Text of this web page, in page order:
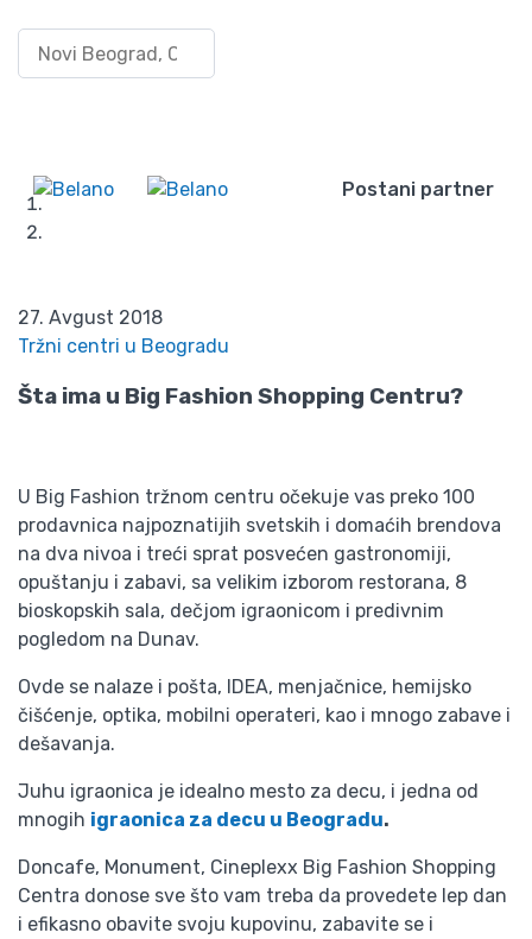
Postani partner
Big Fashion Shopping
Centar – tržni centar
27. Avgust 2018
Tržni centri u Beogradu
Šta ima u Big Fashion Shopping Centru?
U Big Fashion tržnom centru očekuje vas preko 100
prodavnica najpoznatijih svetskih i domaćih brendova
na dva nivoa i treći sprat posvećen gastronomiji,
opuštanju i zabavi, sa velikim izborom restorana, 8
bioskopskih sala, dečjom igraonicom i predivnim
pogledom na Dunav.
Ovde se nalaze i pošta, IDEA, menjačnice, hemijsko
čišćenje, optika, mobilni operateri, kao i mnogo zabave i
dešavanja.
Juhu igraonica je idealno mesto za decu, i jedna od
mnogih igraonica za decu u Beogradu.
Doncafe, Monument, Cineplexx Big Fashion Shopping
Centra donose sve što vam treba da provedete lep dan
i efikasno obavite svoju kupovinu, zabavite se i